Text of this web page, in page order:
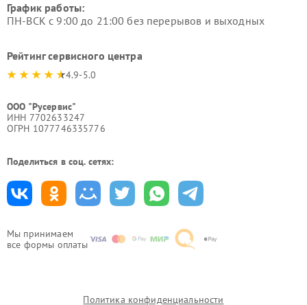
Мы принимаем
все формы оплаты
График работы:
ПН-ВСК с 9:00 до 21:00 без перерывов и выходных
Рейтинг сервисного центра
4.9-5.0
ООО "Русервис"
ИНН 7702633247
ОГРН 1077746335776
Поделиться в соц. сетях:
Политика конфиденциальности